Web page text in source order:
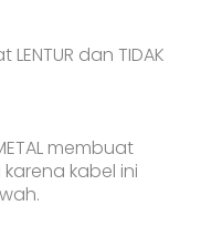
dan TIDAK
membuat
kabel ini